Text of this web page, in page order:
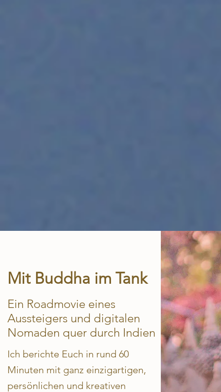
Mit Buddha im Tank
Ein Roadmovie eines
Aussteigers und digitalen
Nomaden quer durch Indien
Ich berichte Euch in rund 60
Minuten mit ganz einzigartigen,
persönlichen und kreativen